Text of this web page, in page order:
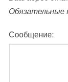
Обязательные
Сообщение: